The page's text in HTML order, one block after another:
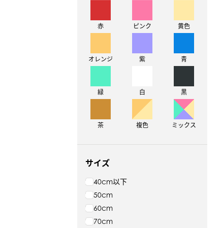
赤 ピンク 黄色
オレンジ 紫 青
緑 白 黒
茶 複色 ミックス
サイズ
40cm以下
50cm
60cm
70cm